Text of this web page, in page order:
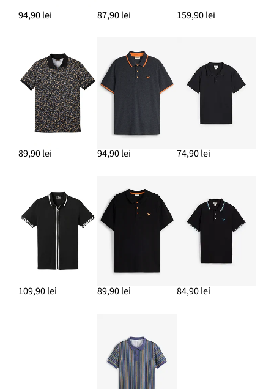
94,90 lei 87,90 lei 159,90 lei
89,90 lei 94,90 lei 74,90 lei
109,90 lei 89,90 lei 84,90 lei